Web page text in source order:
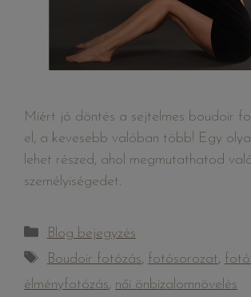
Miért jó döntés a sejtelmes boudoir
el, a kevesebb valóban több! Egy
lehet részed, ahol megmutathatod
személyiségedet.
Blog bejegyzés
Boudoir fotózás, fotósorozat,
élményfotózás, női önbizalomnövelés